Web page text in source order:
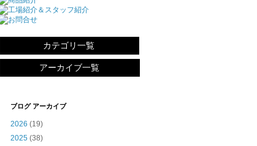
カテゴリ一覧
アーカイブ一覧
ブログ アーカイブ
2026 (19)
2025 (38)